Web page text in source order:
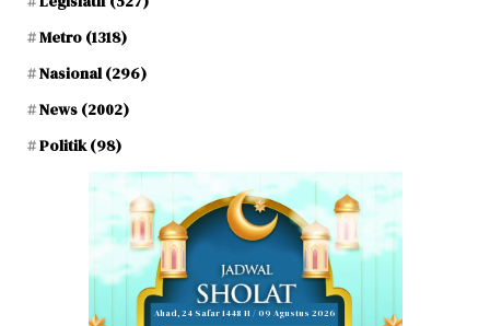
Metro (1318)
Nasional(296)
News (2002)
Politik(98)
Ahad, 24 Safar 1448 H / 09 Agustus 2026